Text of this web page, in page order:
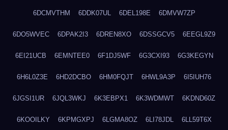
6DCMVTHM 6DDK07UL 6DEL198E 6DMVW7ZP
6DO5WVEC 6DPAK2I3 6DREN8XO 6DSSGCV5 6EEGL9Z9
6EI21UCB 6EMNTEE0 6F1DJ5WF 6G3CXI93 6G3KEGYN
6H6L0Z3E 6HD2DCBO 6HM0FQJT 6HWL9A3P 6I5IUH76
6JGSI1UR 6JQL3WKJ 6K3EBPX1 6K3WDMWT 6KDND60Z
6KOOILKY 6KPMGXPJ 6LGMA8OZ 6LI78JDL 6LL59T6X